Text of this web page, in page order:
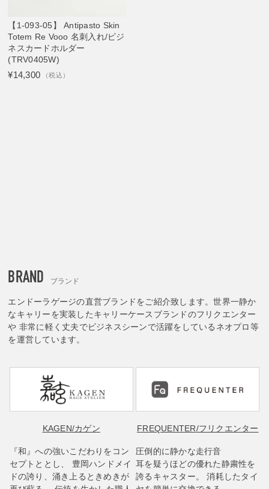
【1-093-05】 Antipasto Skin
Totem Re Vooo 名刺入れ/ビジ
ネスカードホルダー
(TRV0405W)
¥14,300 （税込）
BRAND ブランド
エンドーラゲージの直営ブランドをご紹介致します。世界一静か
なキャリーを実装したキャリーケースブランドのフリクエンター
や 非常に軽く丈夫でビジネスシーンで活躍をしているネオプロ等
を運営しています。
KAGEN/カゲン
『和』への強いこだわりをコン
セプトととし、 豊岡ハンドメイ
ドの誇り、涌き上るときめきが
FREQUENTER/フリクエンター
圧倒的に静かな走行音
耳を疑うほどの優れた静粛性を
誇るキャスター。 消耗したタイ